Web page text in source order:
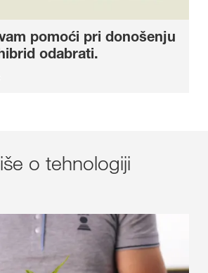
pomoći pri donošenju
odabrati.
o tehnologiji